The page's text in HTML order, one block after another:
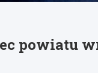
powiatu